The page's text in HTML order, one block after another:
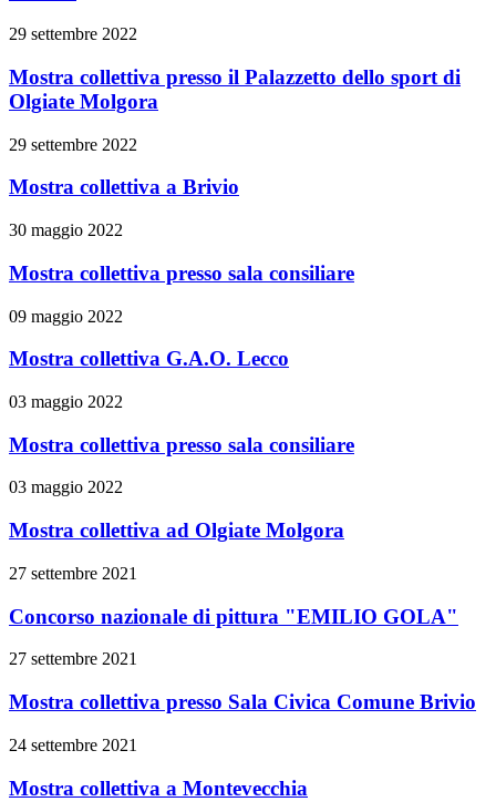
29 settembre 2022
Mostra collettiva presso il Palazzetto dello sport di
Olgiate Molgora
29 settembre 2022
Mostra collettiva a Brivio
30 maggio 2022
Mostra collettiva presso sala consiliare
09 maggio 2022
Mostra collettiva G.A.O. Lecco
03 maggio 2022
Mostra collettiva presso sala consiliare
03 maggio 2022
Mostra collettiva ad Olgiate Molgora
27 settembre 2021
Concorso nazionale di pittura "EMILIO GOLA"
27 settembre 2021
Mostra collettiva presso Sala Civica Comune Brivio
24 settembre 2021
Mostra collettiva a Montevecchia